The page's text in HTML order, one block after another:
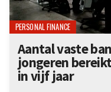
PERSONAL FINANCE
Aantal vaste
jongeren
in vijf jaar